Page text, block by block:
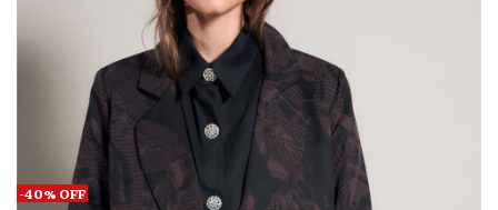
-40% OFF